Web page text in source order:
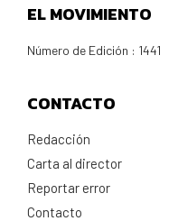
EL MOVIMIENTO
Número de Edición : 1441
CONTACTO
Redacción
Carta al director
Reportar error
Contacto